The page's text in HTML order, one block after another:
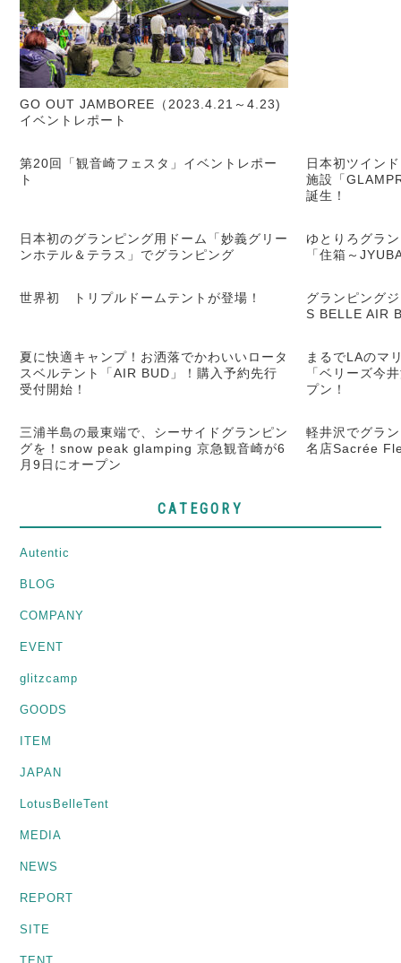
GO OUT JAMBOREE（2023.4.21～4.23)
イベントレポート
第20回「観音崎フェスタ」イベントレポー
ト
日本初ツイン
施設「
誕生！
日本初のグランピング用ドーム「妙義グリー
ンホテル＆テラス」でグランピング
ゆとりろグラ
「住箱～
世界初 トリプルドームテントが登場！
グランピング
S BELLE AIR
夏に快適キャンプ！お洒落でかわいいロータ
スベルテント「AIR BUD」！購入予約先行
受付開始！
まるでLAのマ
「ベリーズ今
プン！
三浦半島の最東端で、シーサイドグランピン
グを！snow peak glamping 京急観音崎が6
月9日にオープン
軽井沢でグラ
名店Sacrée
CATEGORY
Autentic
BLOG
COMPANY
EVENT
glitzcamp
GOODS
ITEM
JAPAN
LotusBelleTent
MEDIA
NEWS
REPORT
SITE